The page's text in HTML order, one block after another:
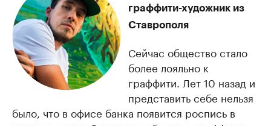
граффити-художник из
Ставрополя
Сейчас общество стало
более лояльно к
граффити. Лет 10 назад и
представить себе нельзя
было, что в офисе банка появится роспись в